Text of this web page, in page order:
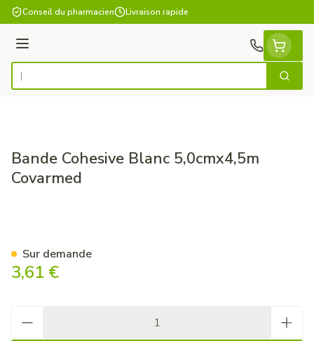
Aller au contenu
Conseil du pharmacien Livraison rapide
Menu
Rechercher
Bande Cohesive Blanc 5,0cmx4,5m
Covarmed
3,61 €
Sur demande